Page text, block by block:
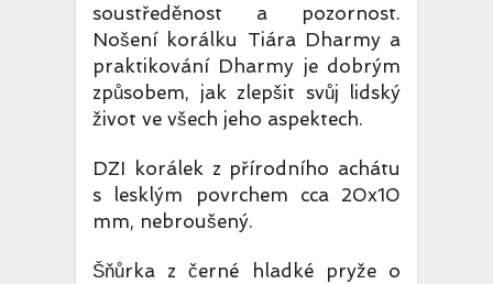
soustředěnost a pozornost.
Nošení korálku Tiára Dharmy a
praktikování Dharmy je dobrým
způsobem, jak zlepšit svůj lidský
život ve všech jeho aspektech.
DZI korálek z přírodního achátu
s lesklým povrchem cca 20x10
mm, nebroušený.
Šňůrka z černé hladké pryže o